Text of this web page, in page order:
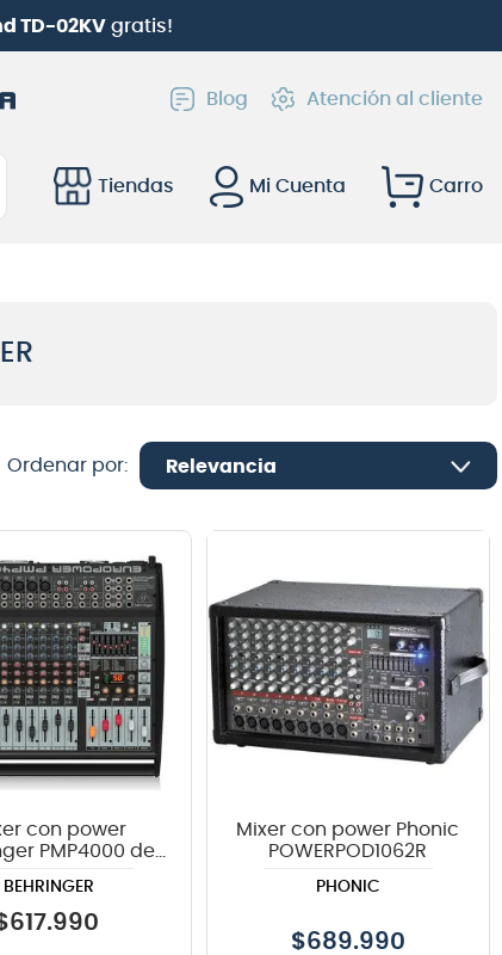
TD-02KVgratis!
Blog Atención al cliente
Tiendas
Mi Cuenta
Relevancia
con power
PMP4000 de
BEHRINGER
617.990
Mixer con power Phonic
POWERPOD1062R
PHONIC
$689.990